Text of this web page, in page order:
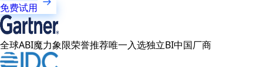
免费试用
全球ABI魔力象限荣誉推荐唯一入选独立BI中国厂商